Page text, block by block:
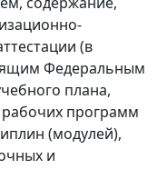
(в
Федеральным
плана,
рабочих программ
(модулей),
и